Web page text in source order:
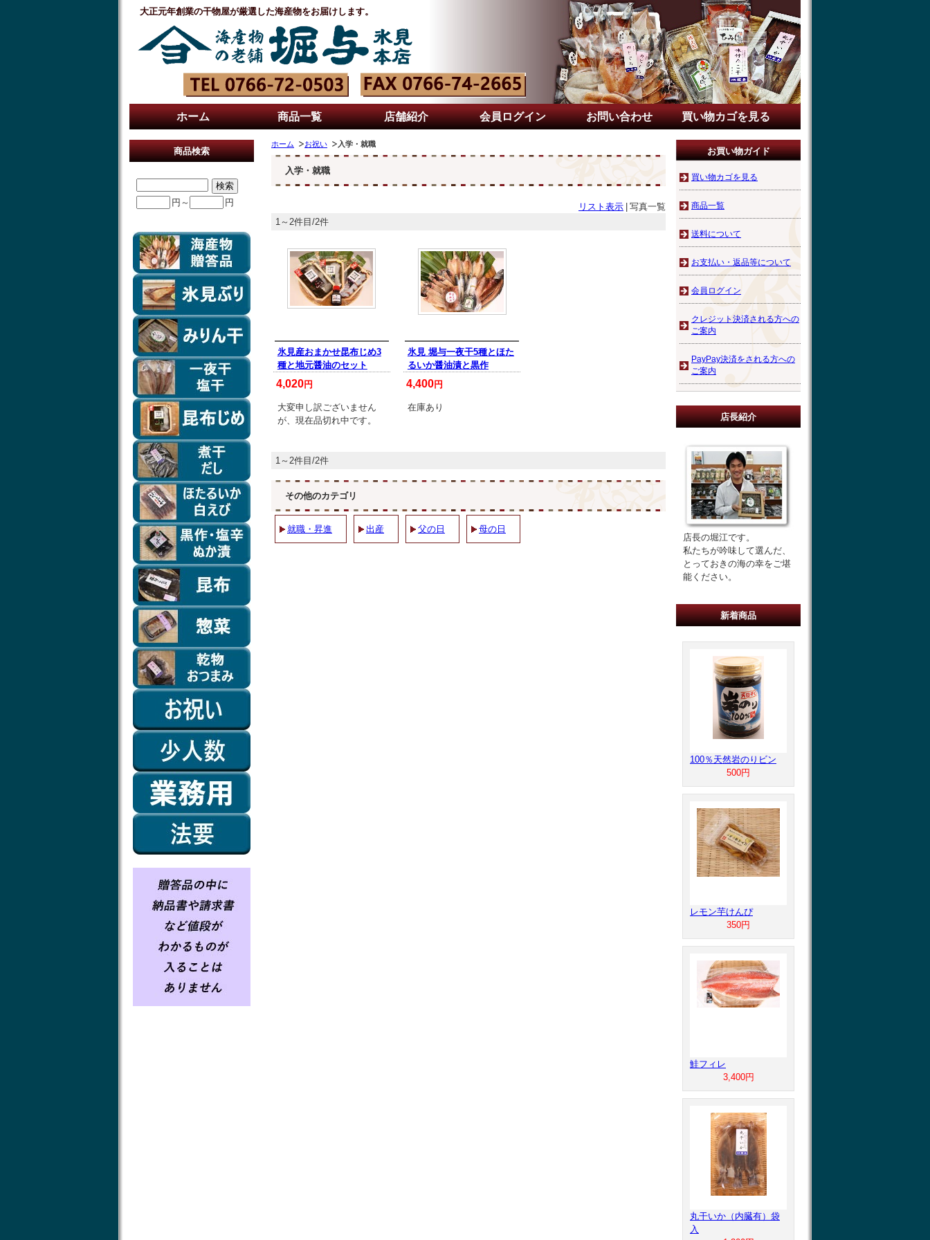
大正元年創業の干物屋が厳選した海産物をお届けします。
ホーム 商品一覧 店舗紹介 会員ログイン お問い合わせ 買い物カゴを見る
ホーム お祝い 入学・就職
入学・就職
リスト表示 写真一覧
1～2件目/2件
氷見産おまかせ昆布じめ3
種と地元醤油のセット
4,020円
大変申し訳ございません
が、現在品切れ中です。
氷見 堀与一夜干5種とほた
るいか醤油漬と黒作
4,400円
在庫あり
1～2件目/2件
その他のカテゴリ
就職・昇進 出産 父の日 母の日
商品検索
円～ 円
お買い物ガイド
買い物カゴを見る
商品一覧
送料について
お支払い・返品等について
会員ログイン
クレジット決済される方への
ご案内
PayPay決済をされる方への
ご案内
店長紹介
店長の堀江です。
私たちが吟味して選んだ、
とっておきの海の幸をご堪
能ください。
新着商品
100％天然岩のりビン
500円
レモン芋けんぴ
350円
鮭フィレ
3,400円
丸干いか（内臓有）袋
入